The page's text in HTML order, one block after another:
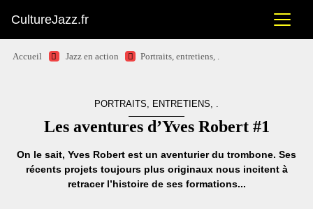
CultureJazz.fr
Accueil Jazz en action Portraits, entretiens, .
PORTRAITS, ENTRETIENS, .
Les aventures d’Yves Robert #1
On le sait, Yves Robert est un aventurier du trombone. Ses
récents projets toujours plus originaux nous incitent à
retracer l’histoire de ses formations...